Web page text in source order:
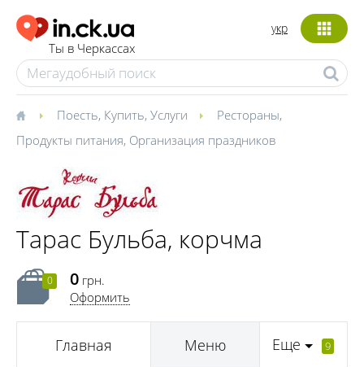
Ты в Черкассах
укр
Поесть, Купить, Услуги Рестораны,
Продукты питания, Организация праздников
Тарас Бульба, корчма
0 0 грн.
Оформить
Главная Меню Еще 9